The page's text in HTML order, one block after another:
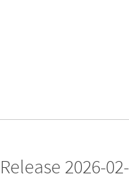
2026-